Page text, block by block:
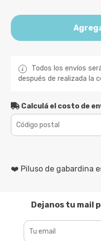
Todos los envíos
después de realizada la
Calculá el costo de
❤️ Piluso de gabardina
Dejanos tu mail